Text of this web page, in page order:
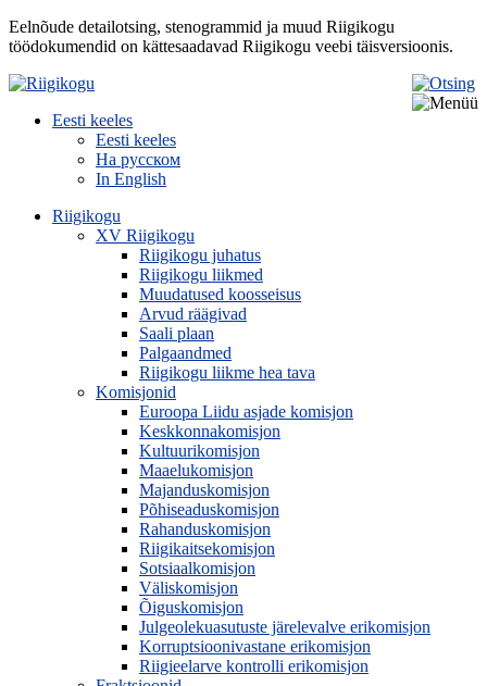
Eelnõude detailotsing, stenogrammid ja muud Riigikogu
töödokumendid on kättesaadavad Riigikogu veebi täisversioonis.
Eesti keeles
Eesti keeles
На русском
In English
Riigikogu
XV Riigikogu
Riigikogu juhatus
Riigikogu liikmed
Muudatused koosseisus
Arvud räägivad
Saali plaan
Palgaandmed
Riigikogu liikme hea tava
Komisjonid
Euroopa Liidu asjade komisjon
Keskkonnakomisjon
Kultuurikomisjon
Maaelukomisjon
Majanduskomisjon
Põhiseaduskomisjon
Rahanduskomisjon
Riigikaitsekomisjon
Sotsiaalkomisjon
Väliskomisjon
Õiguskomisjon
Julgeolekuasutuste järelevalve erikomisjon
Korruptsioonivastane erikomisjon
Riigieelarve kontrolli erikomisjon